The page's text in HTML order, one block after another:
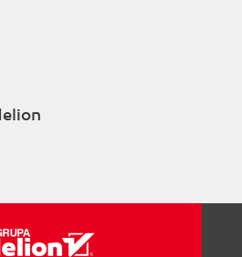
(138)
filtrowanie pobieranych
programu (151)
i pobieranie motywów (151)